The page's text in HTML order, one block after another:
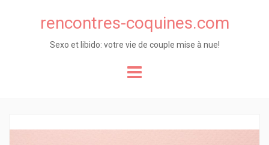
rencontres-coquines.com
Sexo et libido: votre vie de couple mise à nue!